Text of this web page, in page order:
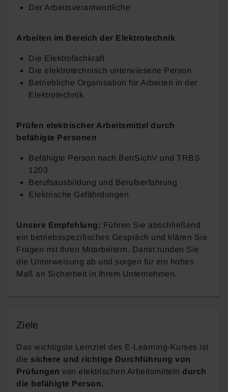
Der Arbeitsverantwortliche
Arbeiten im Bereich der Elektrotechnik
Die Elektrofachkraft
Die elektrotechnisch unterwiesene Person
Betriebliche Organisation für Arbeiten in der
Elektrotechnik
Prüfen elektrischer Arbeitsmittel durch
befähigte Personen
Befähigte Person nach BetrSichV und TRBS
1203
Berufsausbildung und Berufserfahrung
Elektrische Gefährdungen
Unsere Empfehlung: Führen Sie abschließend
ein betriebsspezifisches Gespräch und klären Sie
Fragen mit Ihren Mitarbeitern. Damit runden Sie
die Unterweisung ab und sorgen für ein hohes
Maß an Sicherheit in Ihrem Unternehmen.
Ziele
Das wichtigste Lernziel des E-Learning-Kurses ist
die sichere und richtige Durchführung von
Prüfungen von elektrischen Arbeitsmitteln durch
die befähigte Person.